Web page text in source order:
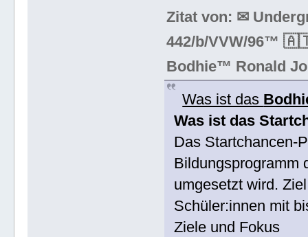
Zitat von: ✉
442/b/VVW/96™
Bodhie™ Ronald
Was ist das
Was ist das
Das
Bildungsprogramm
umgesetzt wird.
Schüler:innen mit
Ziele und Fokus